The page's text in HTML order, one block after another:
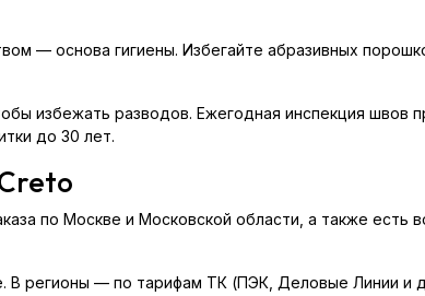
— основа гигиены. Избегайте абразивных
избежать разводов. Ежегодная инспекция швов
до 30 лет.
по Москве и Московской области, а также
регионы — по тарифам ТК (ПЭК, Деловые Линии и